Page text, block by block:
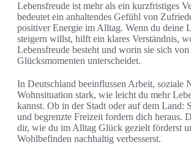
Lebensfreude ist mehr als ein kurzfristiges
bedeutet ein anhaltendes Gefühl von
positiver Energie im Alltag. Wenn du deine
steigern willst, hilft ein klares Verständnis,
Lebensfreude besteht und worin sie sich
Glücksmomenten unterscheidet.
In Deutschland beeinflussen Arbeit, soziale
Wohnsituation stark, wie leicht du mehr
kannst. Ob in der Stadt oder auf dem Land:
und begrenzte Freizeit fordern dich heraus.
dir, wie du im Alltag Glück gezielt förderst
Wohlbefinden nachhaltig verbesserst.